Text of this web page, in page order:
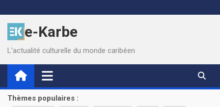
to
contente-Karbe
L'actualité culturelle du monde caribéen
Thèmes populaires :